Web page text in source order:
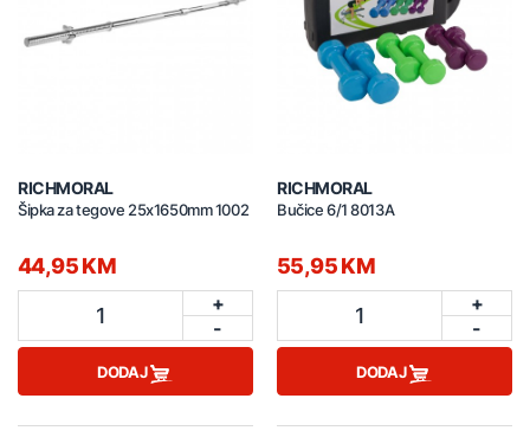
RICHMORAL
Šipka za tegove 25x1650mm 1002
44,95 KM
1
+
-
DODAJ
RICHMORAL
Bučice 6/1 8013A
55,95 KM
1
+
-
DODAJ